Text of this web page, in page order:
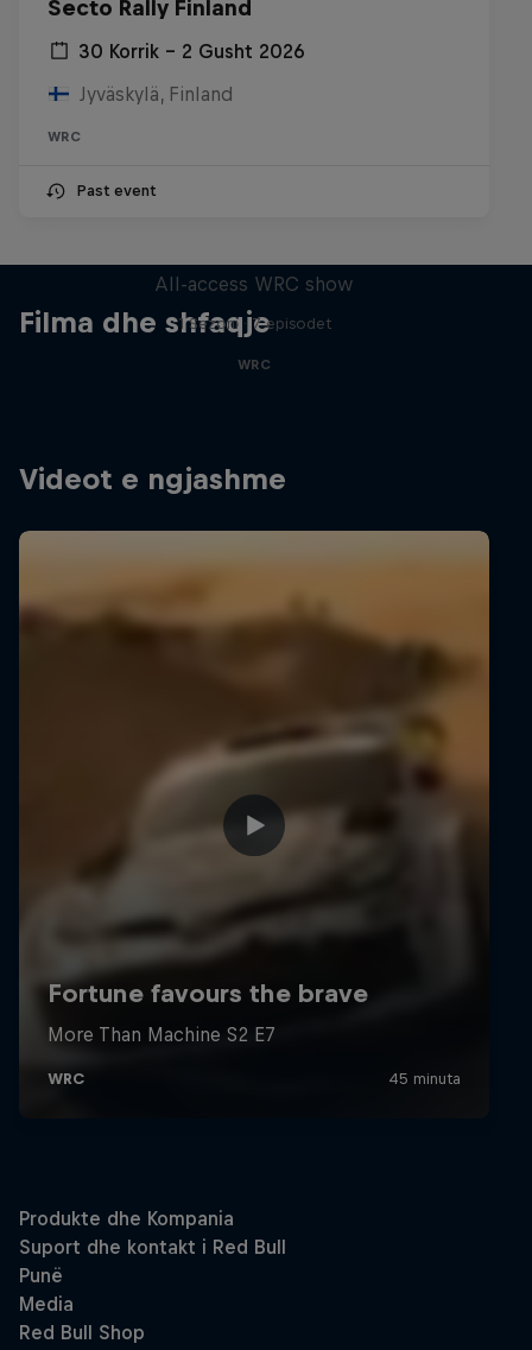
Secto Rally Finland
30 Korrik – 2 Gusht 2026
Jyväskylä, Finland
WRC
Past event
Filma dhe shfaqje
All-access WRC show
1 Sezoni · 7 episodet
WRC
Videot e ngjashme